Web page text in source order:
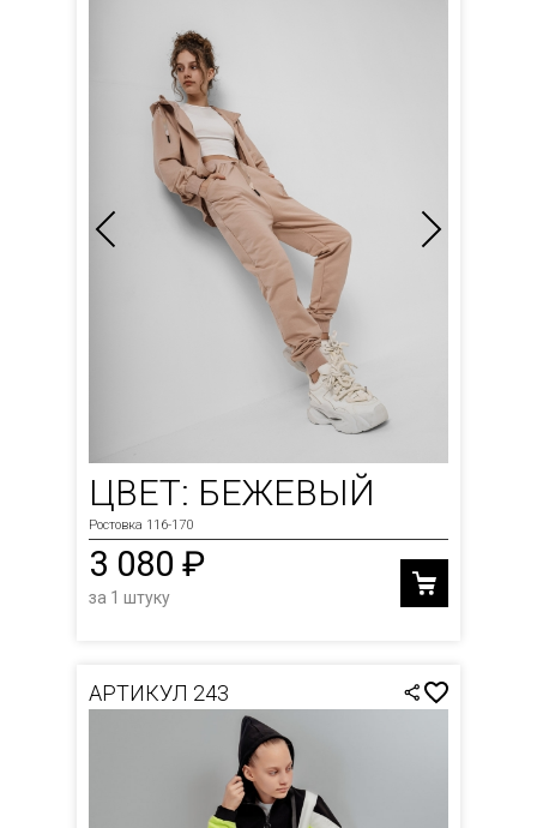
ЦВЕТ: БЕЖЕВЫЙ
Ростовка 116-170
3 080 ₽
за 1 штуку
АРТИКУЛ 243